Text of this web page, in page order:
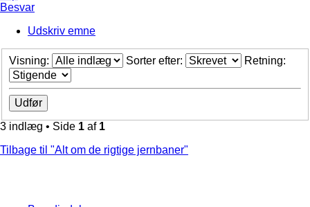
Besvar
Udskriv emne
Visning: Sorter efter: Retning:
3 indlæg • Side 1 af 1
Tilbage til "Alt om de rigtige jernbaner"